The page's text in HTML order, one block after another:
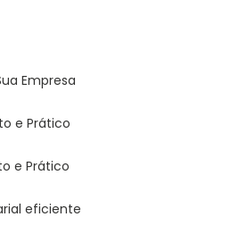
Empresa
e Prático
e Prático
eficiente